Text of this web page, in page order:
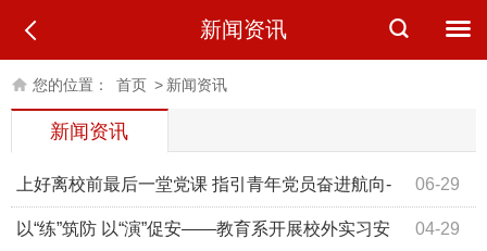
新闻资讯
您的位置： 首页 > 新闻资讯
新闻资讯
06-29
上好离校前最后一堂党课 指引青年党员奋进航向-
—学院党委委员、纪委书记冯艳丽走进教育系讲授专题党课
04-29
以“练”筑防 以“演”促安——教育系开展校外实习安